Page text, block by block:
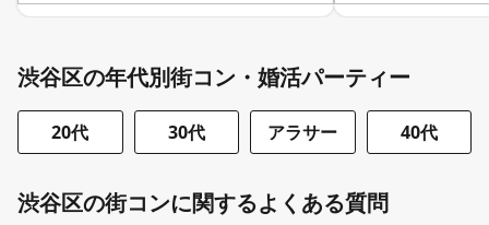
渋谷区の年代別街コン・婚活パーティー
20代 30代 アラサー 40代
渋谷区の街コンに関するよくある質問